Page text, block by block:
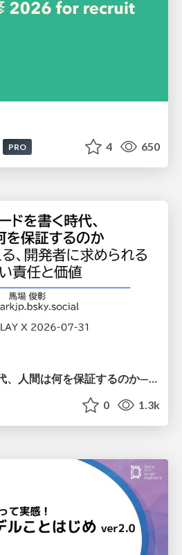
PRO 4 650
AIがコードを書く時代、人間は何を保証するのか———馬場さんと考える、開発者に求められる新しい責任と価値 - TECH PLAY
0 1.3k